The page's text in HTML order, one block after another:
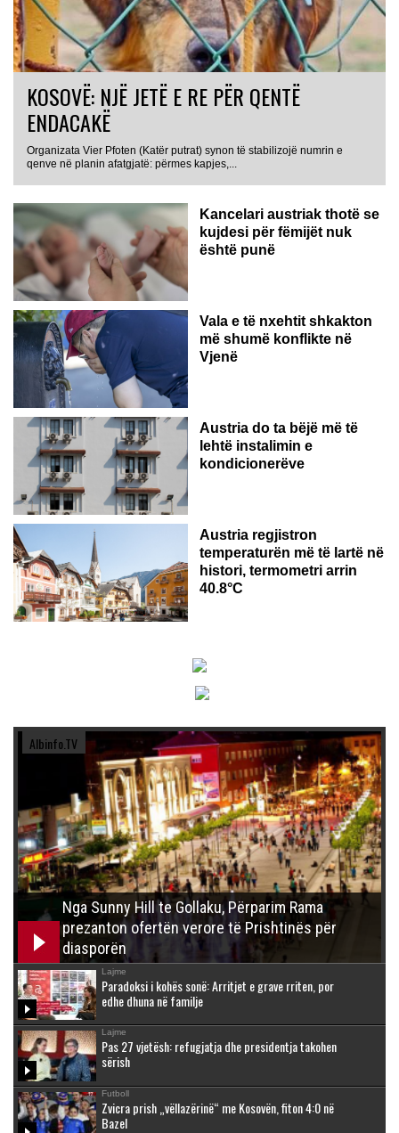
KOSOVË: NJË JETË E RE PËR QENTË
ENDACAKË
Organizata Vier Pfoten (Katër putrat) synon të stabilizojë numrin e
qenve në planin afatgjatë: përmes kapjes,...
Kancelari austriak thotë se
kujdesi për fëmijët nuk
është punë
Vala e të nxehtit shkakton
më shumë konflikte në
Vjenë
Austria do ta bëjë më të
lehtë instalimin e
kondicionerëve
Austria regjistron
temperaturën më të lartë në
histori, termometri arrin
40.8°C
Albinfo.TV
Nga Sunny Hill te Gollaku, Përparim Rama
prezanton ofertën verore të Prishtinës për
diasporën
Lajme
Paradoksi i kohës sonë: Arritjet e grave rriten, por
edhe dhuna në familje
Lajme
Pas 27 vjetësh: refugjatja dhe presidentja takohen
sërish
Futboll
Zvicra prish „vëllazërinë“ me Kosovën, fiton 4:0 në
Bazel